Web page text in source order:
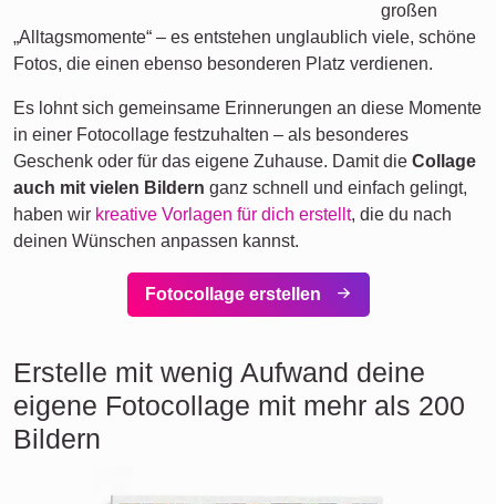
großen
„Alltagsmomente“ – es entstehen unglaublich viele, schöne
Fotos, die einen ebenso besonderen Platz verdienen.
Es lohnt sich gemeinsame Erinnerungen an diese Momente
in einer Fotocollage festzuhalten – als besonderes
Geschenk oder für das eigene Zuhause. Damit die Collage
auch mit vielen Bildern ganz schnell und einfach gelingt,
haben wir kreative Vorlagen für dich erstellt, die du nach
deinen Wünschen anpassen kannst.
Fotocollage erstellen
Erstelle mit wenig Aufwand deine
eigene Fotocollage mit mehr als 200
Bildern